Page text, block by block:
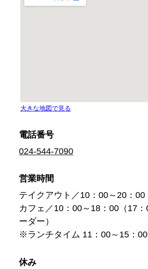
電話番号
024-544-7090
営業時間
テイクアウト／10：00～20：00
カフェ／10：00～18：00（17
ーダー）
※ランチタイム 11：00～15：00
休み